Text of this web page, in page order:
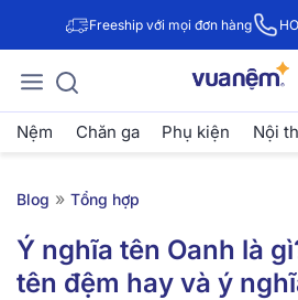
Freeship với mọi đơn hàng
Nệm Chăn ga Phụ kiện Nội
Blog » Tổng hợp
Ý nghĩa tên Oanh là
tên đệm hay và ý